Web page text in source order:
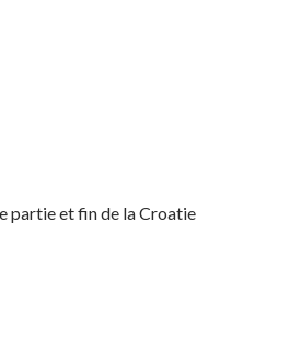
partie et fin de la Croatie